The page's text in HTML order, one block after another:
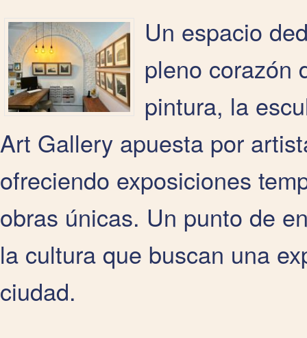
Un espacio
pleno corazón
pintura, la
Art Gallery apuesta por
ofreciendo exposiciones
obras únicas. Un punto de
la cultura que buscan una
ciudad.